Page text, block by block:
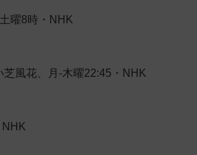
曜8時・NHK
芝風花、月-木曜22:45・NHK
NHK